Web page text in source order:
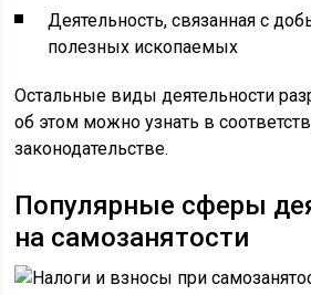
Деятельность, связанная с
полезных ископаемых
Остальные виды деятельности
об этом можно узнать в
законодательстве.
Популярные сферы
на самозанятости